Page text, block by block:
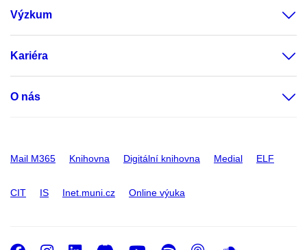
Výzkum
Kariéra
O nás
Mail M365 Knihovna Digitální knihovna Medial ELF
CIT IS Inet.muni.cz Online výuka